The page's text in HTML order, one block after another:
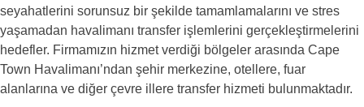
seyahatlerini sorunsuz bir şekilde tamamlamalarını ve stres
yaşamadan havalimanı transfer işlemlerini gerçekleştirmelerini
hedefler. Firmamızın hizmet verdiği bölgeler arasında Cape
Town Havalimanı’ndan şehir merkezine, otellere, fuar
alanlarına ve diğer çevre illere transfer hizmeti bulunmaktadır.